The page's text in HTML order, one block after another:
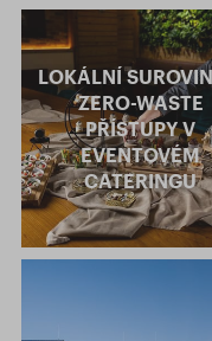
LOKÁLNÍ
ZERO-WASTE
PŘÍSTUPY V
EVENTOVÉM
CATERINGU